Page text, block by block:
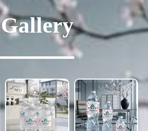
Gallery